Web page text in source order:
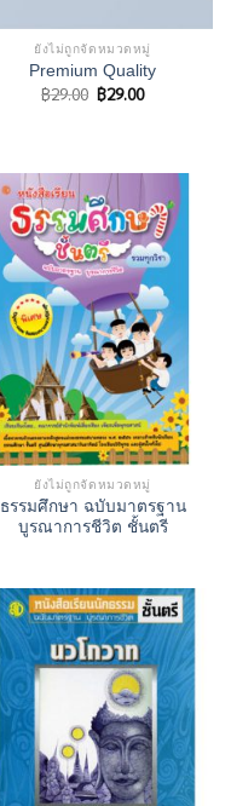
ยังไม่ถูกจัดหมวดหมู่
Premium Quality
฿29.00 Original
price
฿29.00Current
ยังไม่ถูกจัดหมวดหมู่
ธรรมศึกษา ฉบับมาตรฐาน
บูรณาการชีวิต ชั้นตรี